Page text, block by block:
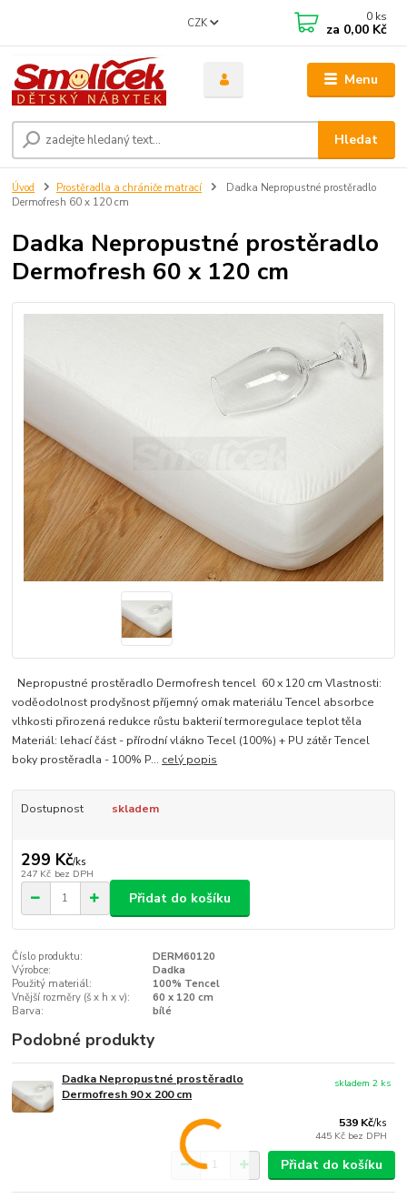
Menu
CZK
Hledat
0 ks
za 0,00 Kč
Úvod Prostěradla a chrániče matrací
Dadka Nepropustné prostěradlo
Dermofresh 60 x 120 cm
Dadka Nepropustné prostěradlo
Dermofresh 60 x 120 cm
Nepropustné prostěradlo Dermofresh tencel 60 x 120 cm Vlastnosti:
voděodolnost prodyšnost příjemný omak materiálu Tencel absorbce
vlhkosti přirozená redukce růstu bakterií termoregulace teplot těla
Materiál: lehací část - přírodní vlákno Tecel (100%) + PU zátěr Tencel
boky prostěradla - 100% P... celý popis
Dostupnost skladem
299 Kč/ks
247 Kč bez DPH
Přidat do košíku
Číslo produktu:
DERM60120
Výrobce:
Dadka
Použitý materiál:
100% Tencel
Vnější rozměry (š x h x v):
60 x 120 cm
Barva:
bílé
Podobné produkty
Dadka Nepropustné prostěradlo
Dermofresh 90 x 200 cm
539 Kč/ks
445 Kč bez DPH
skladem 2 ks
Přidat do košíku